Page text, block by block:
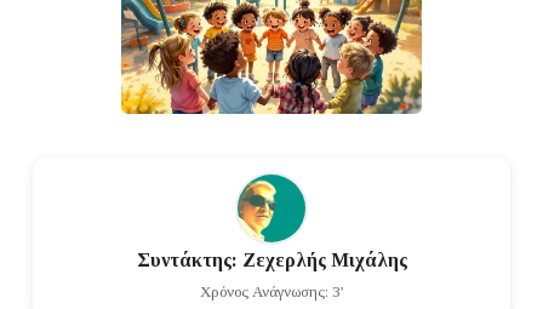
Συντάκτης: Ζεχερλής Μιχάλης
Χρόνος Ανάγνωσης: 3'